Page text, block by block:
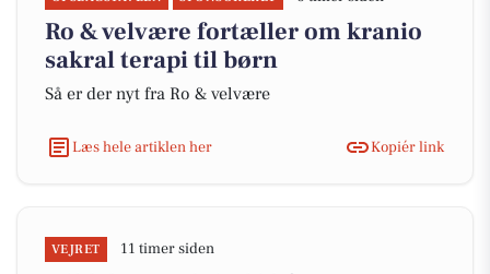
Ro & velvære fortæller om kranio
sakral terapi til børn
Så er der nyt fra Ro & velvære
Læs hele artiklen her Kopiér link
VEJRET 11 timer siden